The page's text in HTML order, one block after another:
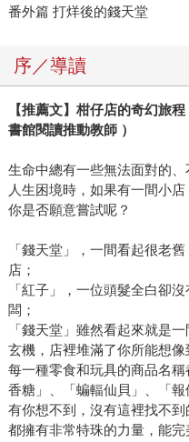
番外篇 打烊後的錢天堂
序／導讀
【推薦文】柑仔店的奇幻旅
書館閱讀推動教師 ）
生命中總有一些無法面對的
人生困境時，如果有一間小
你是否願意嘗試呢？
「錢天堂」，一間看起很老
店；
「紅子」，一位頭髮全白卻
闆；
「錢天堂」雖然看起來就是
玄機，店裡堆滿了你所能想
每一種零食和玩具的商品名
香糖」、「蝙輻仙貝」、「
有你想不到，沒有這裡找不
都擁有非常特珠的力量，能完